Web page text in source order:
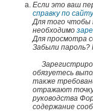
Если это ваш
справку по
Для того чтобы
необходимо
Для просмотра
Забыли
обязуетесь
также
отражают точку
руководства
содержание